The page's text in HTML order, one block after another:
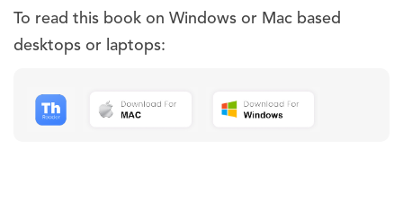
To read this book on Windows or Mac based
desktops or laptops: